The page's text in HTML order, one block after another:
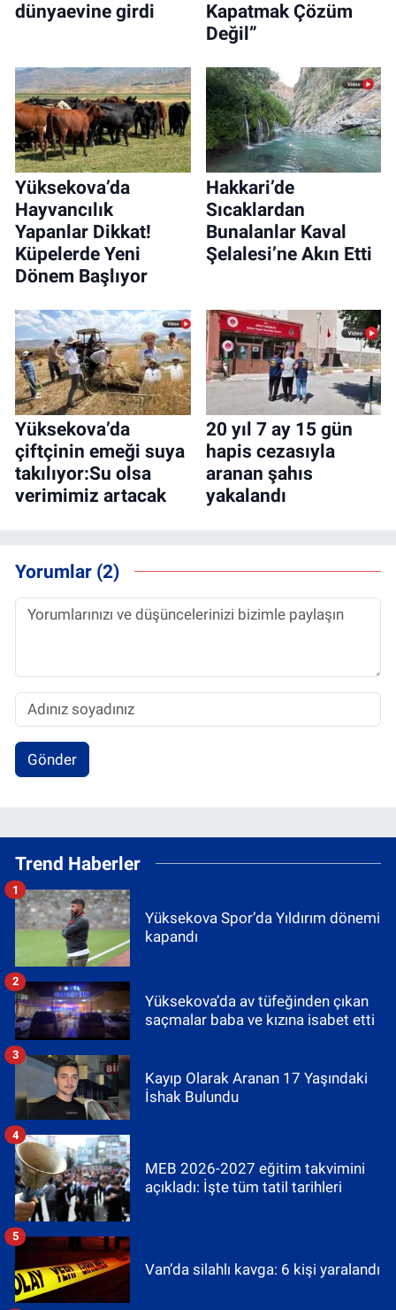
dünyaevine girdi
Kapatmak Çözüm
Değil”
Yüksekova’da
Hayvancılık
Yapanlar Dikkat!
Küpelerde Yeni
Dönem Başlıyor
Hakkari’de
Sıcaklardan
Bunalanlar Kaval
Şelalesi’ne Akın Etti
Yüksekova’da
çiftçinin emeği suya
takılıyor:Su olsa
verimimiz artacak
20 yıl 7 ay 15 gün
hapis cezasıyla
aranan şahıs
yakalandı
Yorumlar (2)
Gönder
Trend Haberler
Yüksekova Spor’da Yıldırım dönemi
kapandı
1
Yüksekova’da av tüfeğinden çıkan
saçmalar baba ve kızına isabet etti
2
Kayıp Olarak Aranan 17 Yaşındaki
İshak Bulundu
3
MEB 2026-2027 eğitim takvimini
açıkladı: İşte tüm tatil tarihleri
4
Van’da silahlı kavga: 6 kişi yaralandı
5